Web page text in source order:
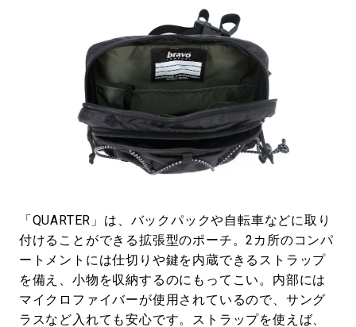
「QUARTER」は、バックパックや自転車などに取り
付けることができる拡張型のポーチ。2カ所のコンパ
ートメントには仕切りや鍵を内蔵できるストラップ
を備え、小物を収納するのにもってこい。内部には
マイクロファイバーが使用されているので、サング
ラスなど入れても安心です。ストラップを使えば、